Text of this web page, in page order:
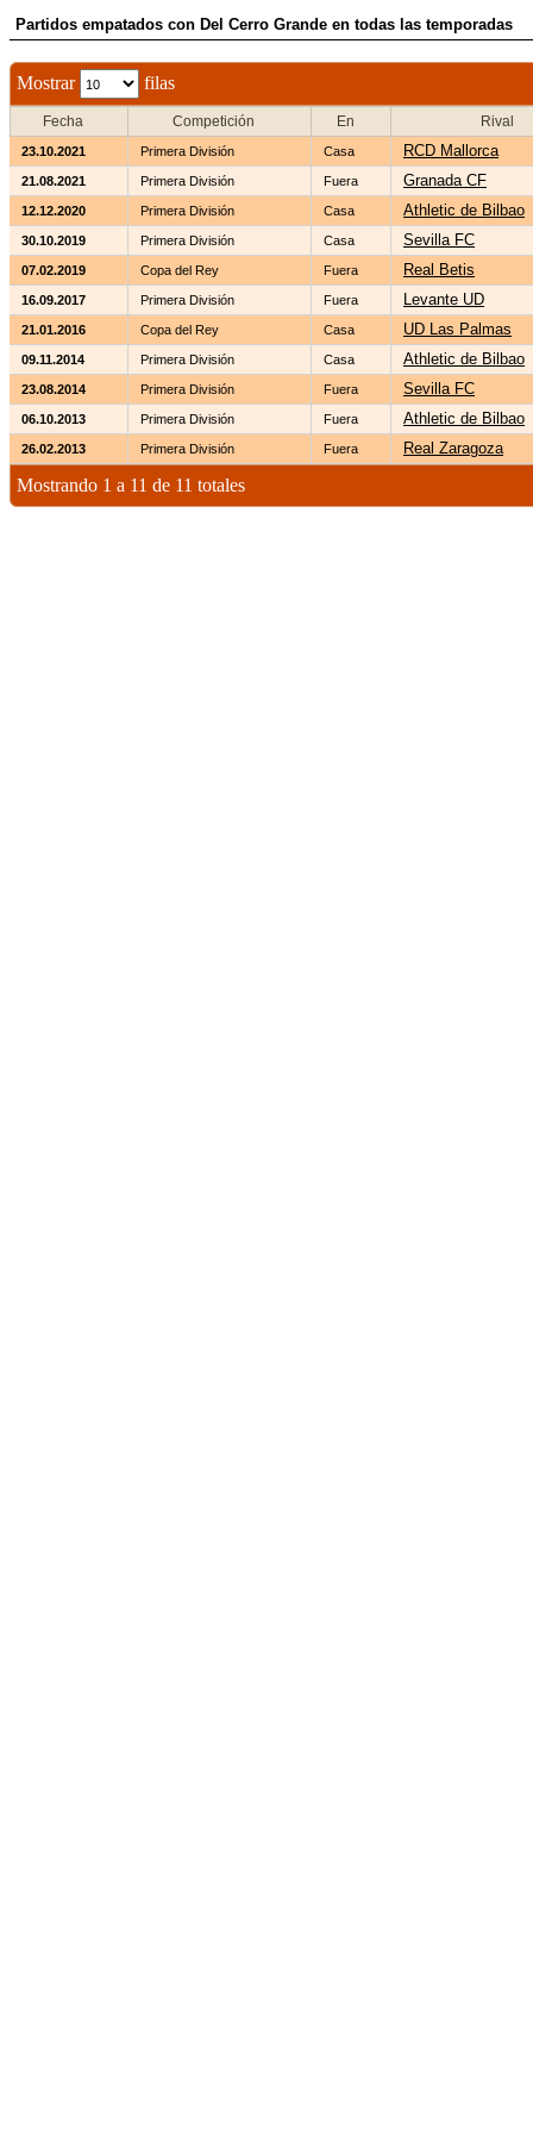
Partidos empatados con Del Cerro Grande en todas las temporadas
Mostrar filas
Fecha Competición En Rival
23.10.2021 Primera División Casa RCD Mallorca
21.08.2021 Primera División Fuera Granada CF
12.12.2020 Primera División Casa Athletic de Bilbao
30.10.2019 Primera División Casa Sevilla FC
07.02.2019 Copa del Rey Fuera Real Betis
16.09.2017 Primera División Fuera Levante UD
21.01.2016 Copa del Rey Casa UD Las Palmas
09.11.2014 Primera División Casa Athletic de Bilbao
23.08.2014 Primera División Fuera Sevilla FC
06.10.2013 Primera División Fuera Athletic de Bilbao
26.02.2013 Primera División Fuera Real Zaragoza
Mostrando 1 a 11 de 11 totales